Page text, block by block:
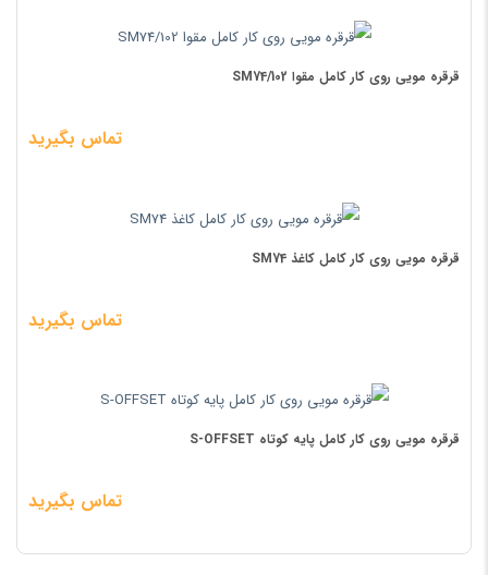
قرقره مویی روی کار کامل مقوا SM74/102
تماس بگیرید
قرقره مویی روی کار کامل کاغذ SM74
تماس بگیرید
قرقره مویی روی کار کامل پایه کوتاه S-OFFSET
تماس بگیرید